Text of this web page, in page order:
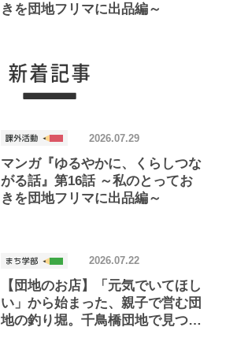
きを団地フリマに出品編～
マンガ『ゆるやかに、くらしつな
がる話』第16話 ～私のとってお
きを団地フリマに出品編～
2026.07.29
【団地のお店】「元気でいてほし
い」から始まった、親子で営む団
地の釣り堀。千鳥橋団地で見つけ
2026.07.22